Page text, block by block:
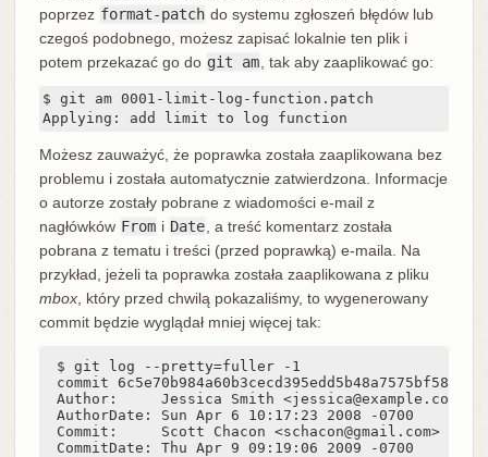
poprzez format-patch do systemu zgłoszeń błędów lub
czegoś podobnego, możesz zapisać lokalnie ten plik i
potem przekazać go do git am , tak aby zaaplikować go:
$ git am 0001-limit-log-function.patch
Applying: add limit to log function
Możesz zauważyć, że poprawka została zaaplikowana bez
problemu i została automatycznie zatwierdzona. Informacje
o autorze zostały pobrane z wiadomości e-mail z
nagłówków From i Date , a treść komentarz została
pobrana z tematu i treści (przed poprawką) e-maila. Na
przykład, jeżeli ta poprawka została zaaplikowana z pliku
mbox, który przed chwilą pokazaliśmy, to wygenerowany
commit będzie wyglądał mniej więcej tak:
$ git log --pretty=fuller -1
commit 6c5e70b984a60b3cecd395edd5b48a7575bf58e0
Author:     Jessica Smith <jessica@example.com>
AuthorDate: Sun Apr 6 10:17:23 2008 -0700
Commit:     Scott Chacon <schacon@gmail.com>
CommitDate: Thu Apr 9 09:19:06 2009 -0700